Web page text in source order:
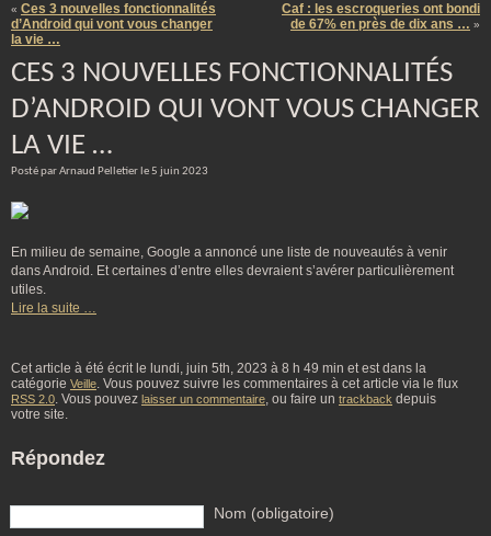
« Ces 3 nouvelles fonctionnalités
d’Android qui vont vous changer
la vie …
Caf : les escroqueries ont bondi
de 67% en près de dix ans … »
CES 3 NOUVELLES FONCTIONNALITÉS
D’ANDROID QUI VONT VOUS CHANGER
LA VIE …
Posté par Arnaud Pelletier le 5 juin 2023
En milieu de semaine, Google a annoncé une liste de nouveautés à venir
dans Android. Et certaines d’entre elles devraient s’avérer particulièrement
utiles.
Lire la suite …
Cet article à été écrit le lundi, juin 5th, 2023 à 8 h 49 min et est dans la
catégorie Veille. Vous pouvez suivre les commentaires à cet article via le flux
RSS 2.0. Vous pouvez laisser un commentaire, ou faire un trackback depuis
votre site.
Répondez
Nom (obligatoire)